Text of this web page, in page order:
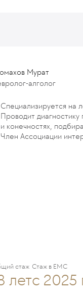
Мурат
алголог
Специализируется на
Проводит
и конечностях,
Член Ассоциации
стаж
лет
Стаж в ЕМС
с 2025